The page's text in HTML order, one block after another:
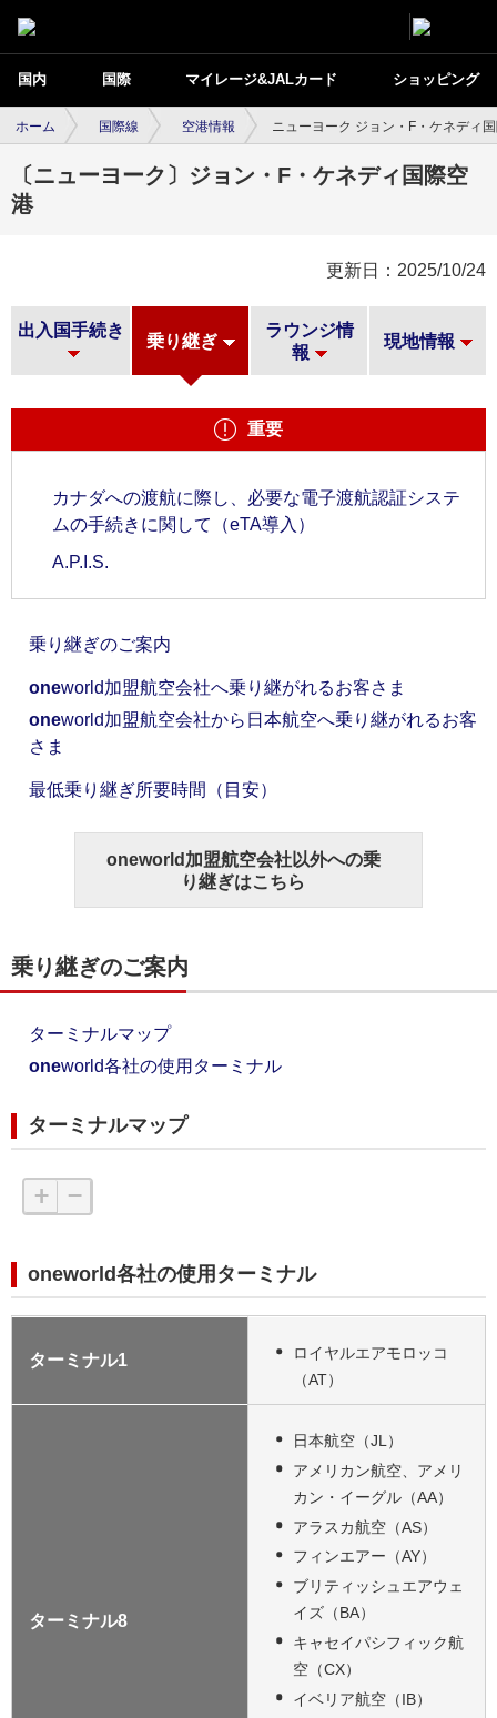
国内 国際 マイレージ&JALカード ショッピング
ホーム 国際線 空港情報 ニューヨーク ジョン・F・ケネディ
〔ニューヨーク〕ジョン・F・ケネディ国際空
港
更新日：2025/10/24
出入国手続き
乗り継ぎ
ラウンジ情
報
現地情報
重要
カナダへの渡航に際し、必要な電子渡航認証システ
ムの手続きに関して（eTA導入）
A.P.I.S.
乗り継ぎのご案内
oneworld加盟航空会社へ乗り継がれるお客さま
oneworld加盟航空会社から日本航空へ乗り継がれるお客
さま
最低乗り継ぎ所要時間（目安）
oneworld加盟航空会社以外への乗
り継ぎはこちら
乗り継ぎのご案内
ターミナルマップ
oneworld各社の使用ターミナル
ターミナルマップ
+ −
oneworld各社の使用ターミナル
ターミナル1
ロイヤルエアモロッコ
（AT）
ターミナル8
日本航空（JL）
アメリカン航空、アメリ
カン・イーグル（AA）
アラスカ航空（AS）
フィンエアー（AY）
ブリティッシュエアウェ
イズ（BA）
キャセイパシフィック航
空（CX）
イベリア航空（IB）